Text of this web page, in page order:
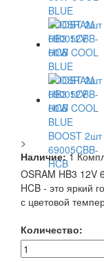
>
Наличие: 1
OSRAM HB3 12V
HCB - это яркий
с цветовой
Количество: